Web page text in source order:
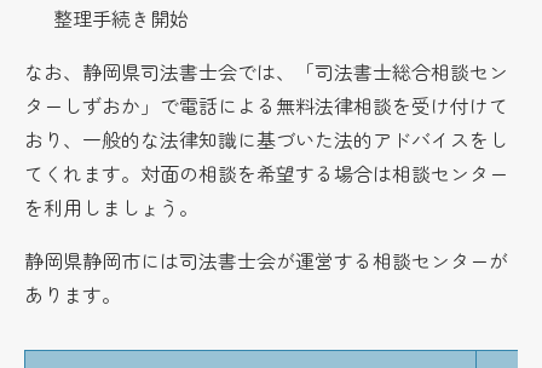
整理手続き開始
なお、静岡県司法書士会では、「司法書士総合相談セン
ターしずおか」で電話による無料法律相談を受け付けて
おり、一般的な法律知識に基づいた法的アドバイスをし
てくれます。対面の相談を希望する場合は相談センター
を利用しましょう。
静岡県静岡市には司法書士会が運営する相談センターが
あります。